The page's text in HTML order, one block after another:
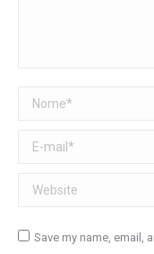
Nome *
E-mail *
Website
Save my name, email,